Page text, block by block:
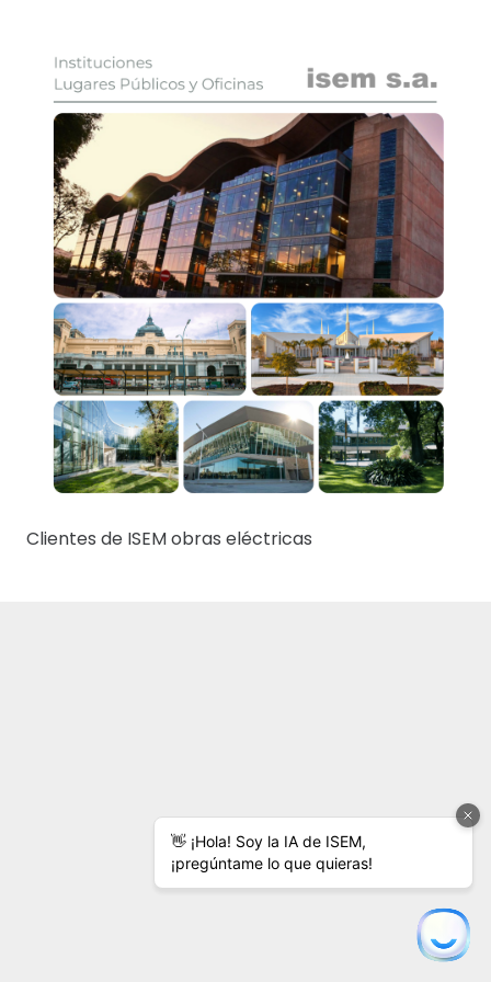
Clientes de ISEM obras eléctricas